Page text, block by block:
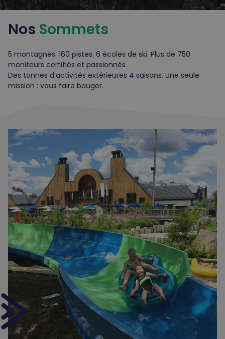
Nos Sommets
5 montagnes. 160 pistes. 6 écoles de ski. Plus de 750
moniteurs certifiés et passionnés.
Des tonnes d’activités extérieures 4 saisons. Une seule
mission : vous faire bouger.